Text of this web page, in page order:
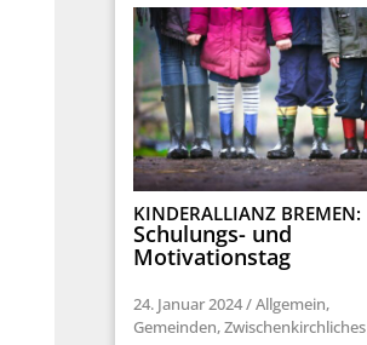
KINDERALLIANZ BREMEN:
Schulungs- und
Motivationstag
24. Januar 2024/Allgemein,
Gemeinden,Zwischenkirchliches